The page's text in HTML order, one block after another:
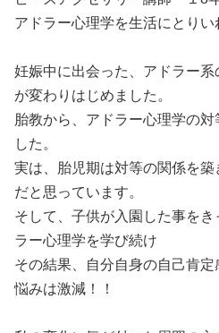
アドラー心理学を生活にとり
妊娠中に出会った、アドラー
が変わりはじめました。
胎教から、アドラー心理学の
した。
実は、胎児期は対等の関係を
だと思っています。
そして、子供が入園した事を
ラー心理学を学び続け
その結果、自分自身の自己肯定
悩みは激減！！